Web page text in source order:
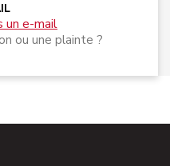
un e-mail
ou une plainte ?